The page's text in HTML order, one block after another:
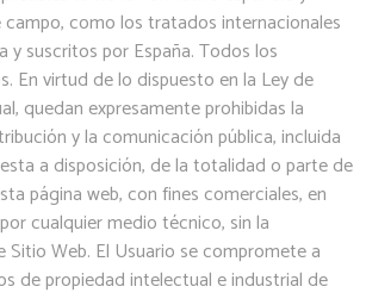
como los tratados internacionales
y suscritos por España. Todos los
En virtud de lo dispuesto en la Ley de
quedan expresamente prohibidas la
y la comunicación pública, incluida
a disposición, de la totalidad o parte de
página web, con fines comerciales, en
cualquier medio técnico, sin la
Web. El Usuario se compromete a
de propiedad intelectual e industrial de